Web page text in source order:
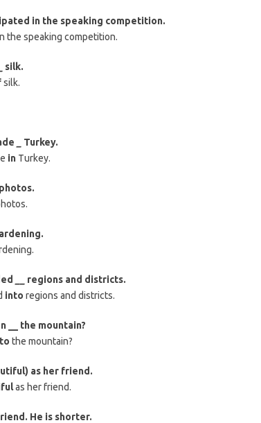
in the speaking competition.
the speaking competition.
silk.
silk.
Turkey.
inTurkey.
regions and districts.
into regions and districts.
__ the mountain?
to the mountain?
as her friend.
as her friend.
He is shorter.